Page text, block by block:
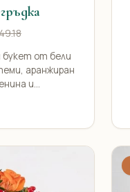
букет от бели
аранжиран
и...